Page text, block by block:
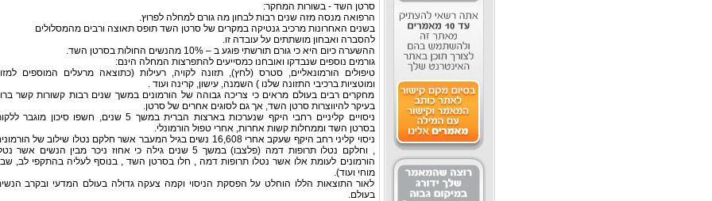
סרטן השד - בשורות המחקר:
הרפואה מנסה מזה שנים רבות לבחון מה גורם למחלה לפרוץ.
בשנים האחרונות מרכיב גנטיקה במקרים של סרטן השד תופס תאוצה ורבים מהמסלולים
להסברה ואבחון מושתתים על עובדה זו.
ההשערה כיום היא כי גורם תורשתי פוגע ב – 10% מהנשים החולות בסרטן השד.
גורמים נוספים שנבדקו ואובחנו כמסייעים להתפרצות המחלה הינם:
טיפולים הורמונאליים, סטרס (לחץ), תזונה לקויה, רעילות (כתוצאה מרעלים המוספים
ומוטציות ברכיבי התזונה שלנו ) השמנה, עישון, קרינה ועוד .
מחקרים רבים בעולם מראים כי צריכה גבוהה של הורמונים במשך שנים רבות קשורות קשר
בעיקר להיווצרות סרטן השד, אך גם לסוגים אחרים של סרטן.
ניסויים קליניים רחבי היקף שנערכות בארצות הברית במשך 5 שנים, חשפו סיכון מוגבר
בסרטן השד וממחלות קשות אחרות, אחרי טפול הורמונלי.
ניסוי קליני רחב היקף שעקב אחרי 16,608 נשים בגיל המעבר אשר חלקם נטלו שילוב של
, וחלקם נטלו תרופות דמה (פלצבו) במשך 5 שנים גילה כי אחוז ניכר מבין הנשים אשר
הורמונים לעומת אלו אשר נטלו תרופות דמה , חלו בסרטן השד , בנוסף לעליה בהתקפי לב,
מוחי ועוד).
לאור התוצאות הללו הוחלט על הפסקת הניסוי וקמה צעקה גדולה בעולם המדעי ובקרב
בעולם.